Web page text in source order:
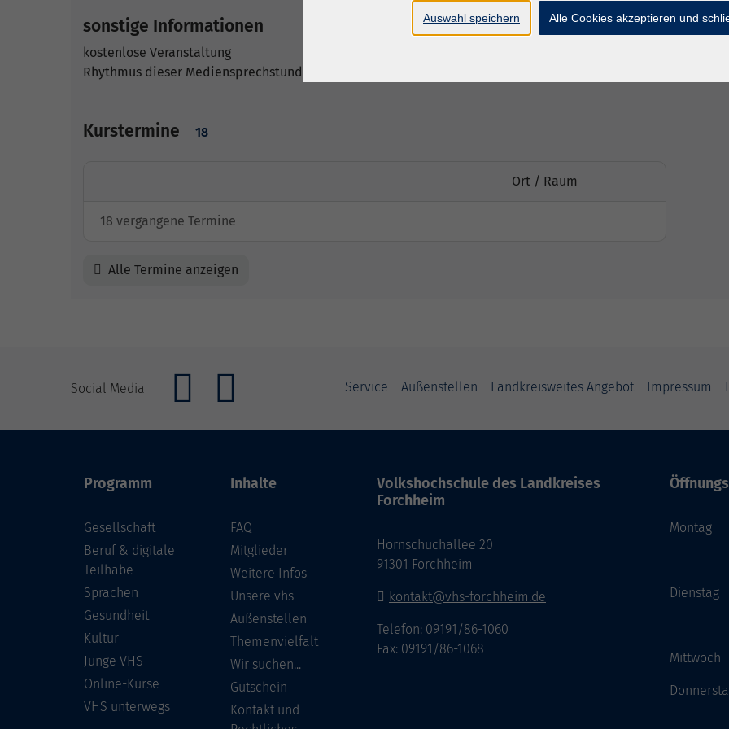
sonstige Informationen
kostenlose Veranstaltung
Rhythmus dieser Mediensprechstunde ist wöchentlich
Kurstermine 18
Ort / Raum
18 vergangene Termine
Alle Termine anzeigen
Social Media Service Außenstellen Landkreisweites Angebot Impressum
Programm
Gesellschaft
Beruf & digitale
Teilhabe
Sprachen
Gesundheit
Kultur
Junge VHS
Online-Kurse
VHS unterwegs
Inhalte
FAQ
Mitglieder
Weitere Infos
Unsere vhs
Außenstellen
Themenvielfalt
Wir suchen...
Gutschein
Kontakt und
Volkshochschule des Landkreises
Forchheim
Hornschuchallee 20
91301 Forchheim
kontakt@vhs-forchheim.de
Telefon: 09191/86-1060
Fax: 09191/86-1068
Auswahl speichern Alle Cookies akzeptieren und